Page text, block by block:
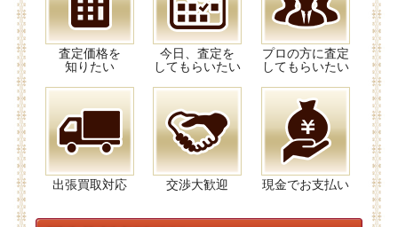
査定価格を
知りたい
今日、査定を
してもらいたい
プロの方に査定
してもらいたい
出張買取対応 交渉大歓迎 現金でお支払い